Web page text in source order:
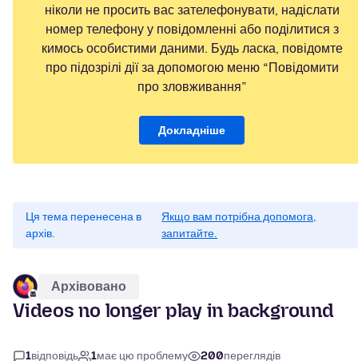
ніколи не просить вас зателефонувати, надіслати
номер телефону у повідомленні або поділитися з
кимось особистими даними. Будь ласка, повідомте
про підозрілі дії за допомогою меню “Повідомити
про зловживання”
Докладніше
Ця тема перенесена в
архів.
Якщо вам потрібна допомога,
запитайте.
Архівовано
Videos no longer play in background
1відповідь 1має цю проблему 200переглядів